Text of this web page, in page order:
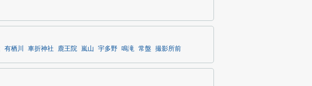
有栖川 車折神社 鹿王院 嵐山 宇多野 鳴滝 常盤 撮影所前